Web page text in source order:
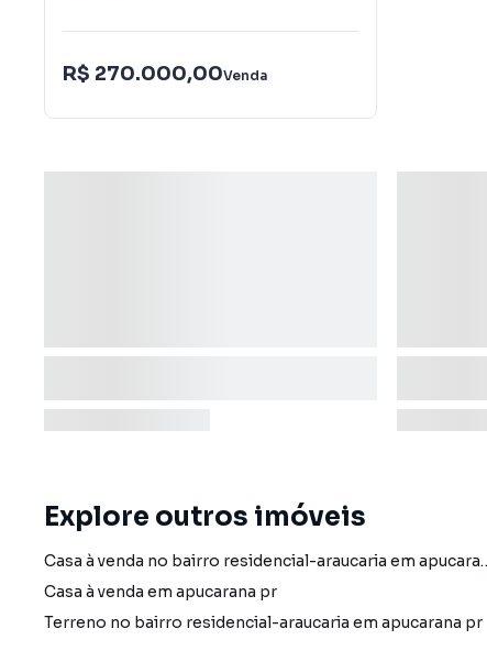
R$ 270.000,00Venda
Explore outros imóveis
Casa à venda no bairro
Casa à venda em apucarana pr
Terreno no bairro residencial-araucaria em apucarana pr